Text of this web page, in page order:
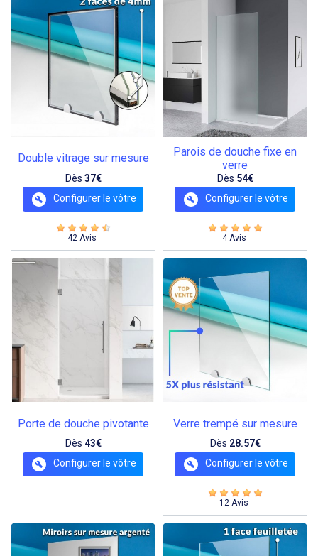
Double vitrage sur mesure
Dès 37€
Configurer le vôtre
42 Avis
Parois de douche fixe en
verre
Dès 54€
Configurer le vôtre
4 Avis
Porte de douche pivotante
Dès 43€
Configurer le vôtre
Verre trempé sur mesure
Dès 28.57€
Configurer le vôtre
12 Avis